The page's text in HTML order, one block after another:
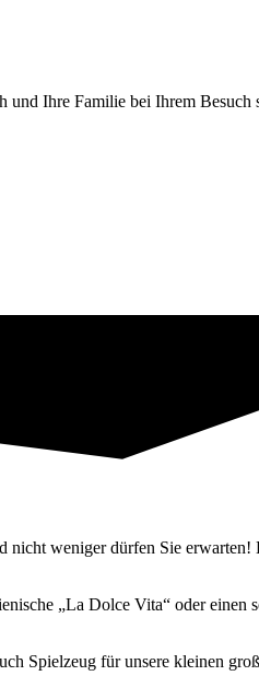
und Ihre Familie bei Ihrem
weniger dürfen Sie erwarten!
„La Dolce Vita“ oder einen
Spielzeug für unsere kleinen